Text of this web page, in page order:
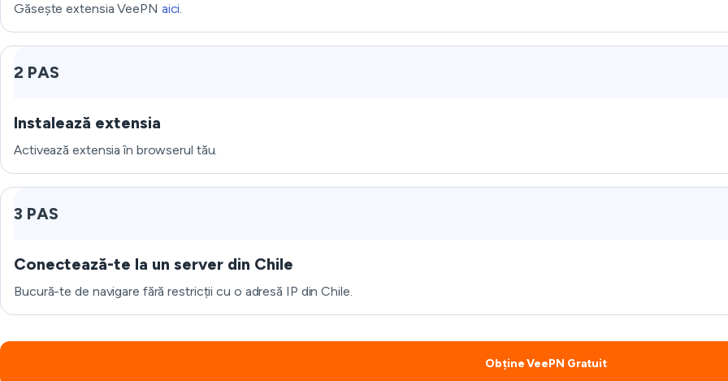
Găsește extensia VeePN aici.
2 PAS
Instalează extensia
Activează extensia în browserul tău.
3 PAS
Conectează-te la un server din Chile
Bucură-te de navigare fără restricții cu o adresă IP din Chile.
Obține VeePN Gratuit